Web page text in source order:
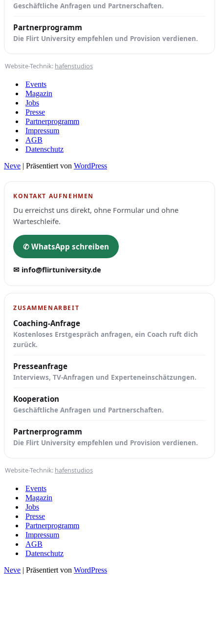
Geschäftliche Anfragen und Partnerschaften.
Partnerprogramm
Die Flirt University empfehlen und Provision verdienen.
Website-Technik: hafenstudios
Events
Magazin
Jobs
Presse
Partnerprogramm
Impressum
AGB
Datenschutz
Neve | Präsentiert von WordPress
KONTAKT AUFNEHMEN
Du erreichst uns direkt, ohne Formular und ohne
Warteschleife.
✆ WhatsApp schreiben
✉ info@flirtuniversity.de
ZUSAMMENARBEIT
Coaching-Anfrage
Kostenloses Erstgespräch anfragen, ein Coach ruft dich
zurück.
Presseanfrage
Interviews, TV-Anfragen und Experteneinschätzungen.
Kooperation
Geschäftliche Anfragen und Partnerschaften.
Partnerprogramm
Die Flirt University empfehlen und Provision verdienen.
Website-Technik: hafenstudios
Events
Magazin
Jobs
Presse
Partnerprogramm
Impressum
AGB
Datenschutz
Neve | Präsentiert von WordPress